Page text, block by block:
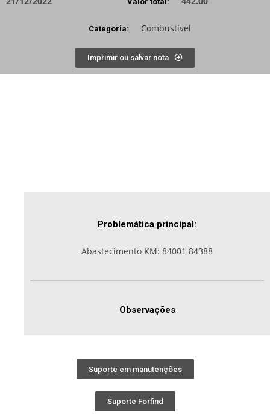
Categoria: Combustível
Imprimir ou salvar nota
Problemática principal:
Abastecimento KM: 84001 84388
Observações
Suporte em manutenções
Suporte Forfind